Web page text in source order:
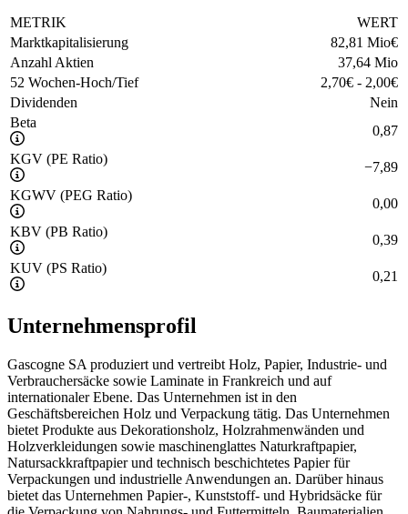
METRIK
WERT
Marktkapitalisierung
82,81 Mio€
Anzahl Aktien
37,64 Mio
52 Wochen-Hoch/Tief
2,70€ - 2,00€
Dividenden
Nein
Beta
0,87
KGV (PE Ratio)
−7,89
KGWV (PEG Ratio)
0,00
KBV (PB Ratio)
0,39
KUV (PS Ratio)
0,21
Unternehmensprofil
Gascogne SA produziert und vertreibt Holz, Papier, Industrie- und
Verbrauchersäcke sowie Laminate in Frankreich und auf
internationaler Ebene. Das Unternehmen ist in den
Geschäftsbereichen Holz und Verpackung tätig. Das Unternehmen
bietet Produkte aus Dekorationsholz, Holzrahmenwänden und
Holzverkleidungen sowie maschinenglattes Naturkraftpapier,
Natursackkraftpapier und technisch beschichtetes Papier für
Verpackungen und industrielle Anwendungen an. Darüber hinaus
bietet das Unternehmen Papier-, Kunststoff- und Hybridsäcke für